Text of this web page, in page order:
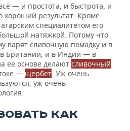
— и простота, и быстрота, и
результат. Кроме
специалитетом его
натяжкой. Потому что
варят сливочную помадку и в
Британии, и в Индии — в
ее основе делают сливочный
— щербет. Уж очень
уж очень
КАК